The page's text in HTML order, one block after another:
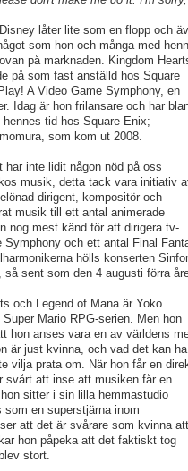
låter lite som en flopp och
som hon och många med
på marknaden. Kingdom
på som fast anställd hos Square
A Video Game Symphony, en
Idag är hon frilansare och har
tid hos Square Enix;
som kom ut 2008.
har inte lidit någon nöd på oss
musik, detta tack vara initiativ
dirigent, kompositör och
musik till ett antal animerade
nog mest känd för att dirigera tv-
och ett antal Final
hölls konserten
sent som den 4 augusti förra
och Legend of Mana är Yoko
Mario RPG-serien. Men hon
hon anses vara en av världens
är just kvinna, och vad det kan ha
vilja prata om. När hon får en
svårt att inse att musiken får en
sitter i sin lilla hemmastudio
en superstjärna inom
att det är svårare som kvinna att
hon påpeka att det faktiskt tog
stort.